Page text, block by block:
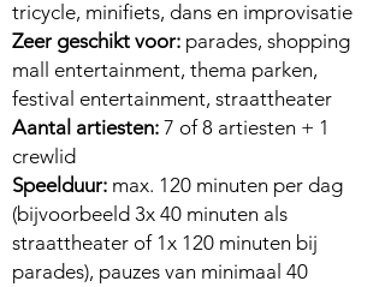
tricycle, minifiets, dans en improvisatie
Zeer geschikt voor: parades, shopping
mall entertainment, thema parken,
festival entertainment, straattheater
Aantal artiesten: 7 of 8 artiesten + 1
crewlid
Speelduur: max. 120 minuten per dag
(bijvoorbeeld 3x 40 minuten als
straattheater of 1x 120 minuten bij
parades), pauzes van minimaal 40